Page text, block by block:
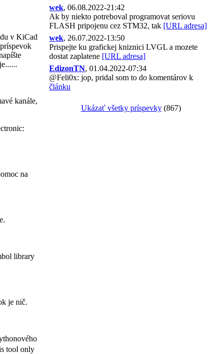
v KiCad
kanále,
na
library
je nič.
tool only
wek, 06.08.2022-21:42
Ak by niekto potreboval programovat seriovu
FLASH pripojenu cez STM32, tak [URL adresa]
wek, 26.07.2022-13:50
Prispejte ku grafickej kniznici LVGL a mozete
dostat zaplatene [URL adresa]
EdizonTN, 01.04.2022-07:34
@Feli0x: jop, pridal som to do komentárov k
článku
Ukázať všetky príspevky(867)